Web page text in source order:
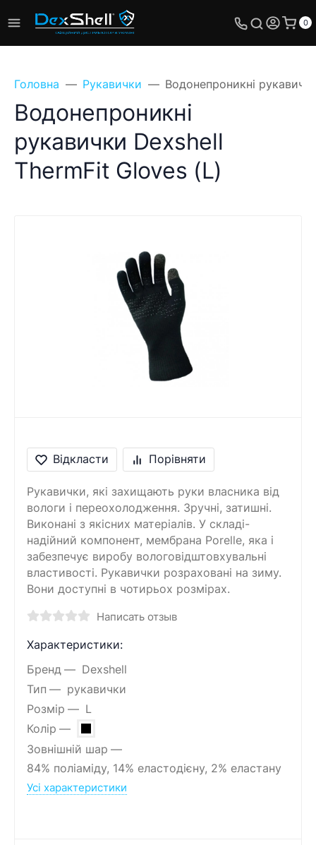
0
Головна Рукавички Водонепроникні
Водонепроникні
рукавички Dexshell
ThermFit Gloves (L)
Відкласти Порівняти
Рукавички, які захищають руки власника від
вологи і переохолодження. Зручні, затишні.
Виконані з якісних матеріалів. У складі-
надійний компонент, мембрана Porelle, яка і
забезпечує виробу вологовідштовхувальні
властивості. Рукавички розраховані на зиму.
Вони доступні в чотирьох розмірах.
Написать отзыв
Характеристики:
Бренд
Dexshell
Тип
рукавички
Розмір
L
Колір
Зовнішній шар
84% поліаміду, 14% еластодієну, 2% еластану
Усі характеристики